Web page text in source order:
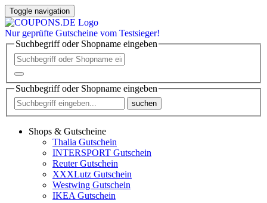
Toggle navigation
Nur geprüfte Gutscheine vom Testsieger!
Suchbegriff oder Shopname eingeben
Suchbegriff oder Shopname eingeben
suchen
Shops & Gutscheine
Thalia Gutschein
INTERSPORT Gutschein
Reuter Gutschein
XXXLutz Gutschein
Westwing Gutschein
IKEA Gutschein